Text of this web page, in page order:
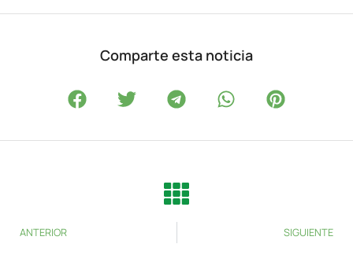
Comparte esta noticia
ANTERIOR SIGUIENTE